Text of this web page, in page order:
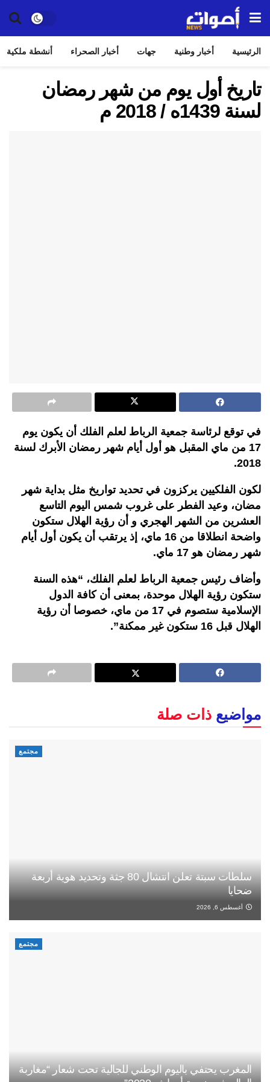
الرئيسية أخبار وطنية جهات أخبار الصحراء أنشطة ملكية
تاريخ أول يوم من شهر رمضان
لسنة 1439ه / 2018 م
في توقع لرئاسة جمعية الرباط لعلم الفلك أن يكون يوم
17 من ماي المقبل هو أول أيام شهر رمضان الأبرك لسنة
2018.
لكون الفلكيين يركزون في تحديد تواريخ مثل بداية شهر
مضان، وعيد الفطر على غروب شمس اليوم التاسع
العشرين من الشهر الهجري و أن رؤية الهلال ستكون
واضحة انطلاقا من 16 ماي، إذ يرتقب أن يكون أول أيام
شهر رمضان هو 17 ماي.
وأضاف رئيس جمعية الرباط لعلم الفلك، “هذه السنة
ستكون رؤية الهلال موحدة، بمعنى أن كافة الدول
الإسلامية ستصوم في 17 من ماي، خصوصا أن رؤية
الهلال قبل 16 ستكون غير ممكنة”.
مواضيع ذات صلة
مجتمع
سلطات سبتة تعلن انتشال 80 جثة وتحديد هوية أربعة
ضحايا
أغسطس 6, 2026
مجتمع
المغرب يحتفي باليوم الوطني للجالية تحت شعار “مغاربة